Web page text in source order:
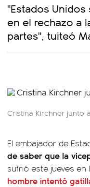
"Estados
en el rechazo a
partes", tuiteó
Cristina Kirchner junto
El embajador de
de saber que la
sufrió este jueves
hombre intentó